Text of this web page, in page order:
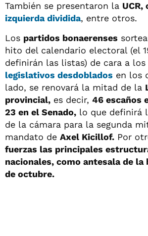
También se presentaron la UCR,
izquierda dividida, entre otros.
Los partidos bonaerenses
hito del calendario electoral (el
definirán las listas) de cara a los
legislativos desdoblados en los
lado, se renovará la mitad de la
provincial, es decir, 46 escaños
23 en el Senado, lo que definirá
de la cámara para la segunda
mandato de Axel Kicillof. Por
fuerzas las principales
nacionales, como antesala de la
de octubre.